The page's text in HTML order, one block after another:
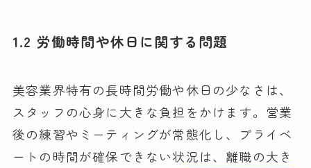
1.2 労働時間や休日に関する問題
美容業界特有の長時間労働や休日の少なさは、
スタッフの心身に大きな負担をかけます。営業
後の練習やミーティングが常態化し、プライベ
ートの時間が確保できない状況は、離職の大き